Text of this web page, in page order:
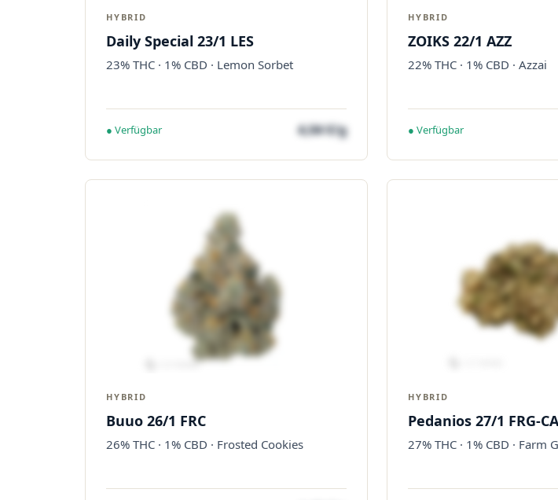
HYBRID
Daily Special 23/1 LES
23% THC · 1% CBD · Lemon Sorbet
● Verfügbar 4,04 €/g
HYBRID
ZOIKS 22/1 AZZ
22% THC · 1% CBD · Azzai
● Verfügbar
HYBRID
Buuo 26/1 FRC
26% THC · 1% CBD · Frosted Cookies
HYBRID
Pedanios 27/1 FRG-CA
27% THC · 1% CBD · Farm